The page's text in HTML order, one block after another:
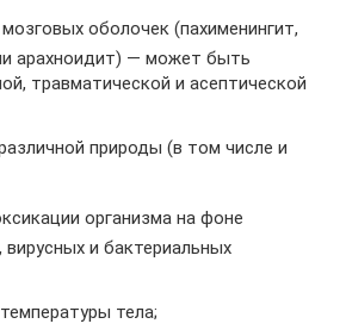
оболочек (пахименингит,
арахноидит) — может быть
травматической и асептической
природы (в том числе и
организма на фоне
вирусных и бактериальных
тела;